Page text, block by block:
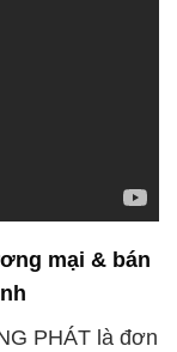
mại & bán
PHÁT là đơn